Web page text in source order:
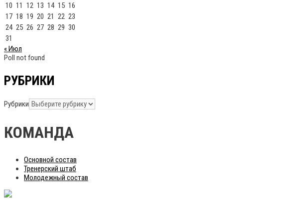
10 11 12 13 14 15 16
17 18 19 20 21 22 23
24 25 26 27 28 29 30
31
« Июл
Poll not found
РУБРИКИ
Рубрики
КОМАНДА
Основной состав
Тренерский штаб
Молодежный состав